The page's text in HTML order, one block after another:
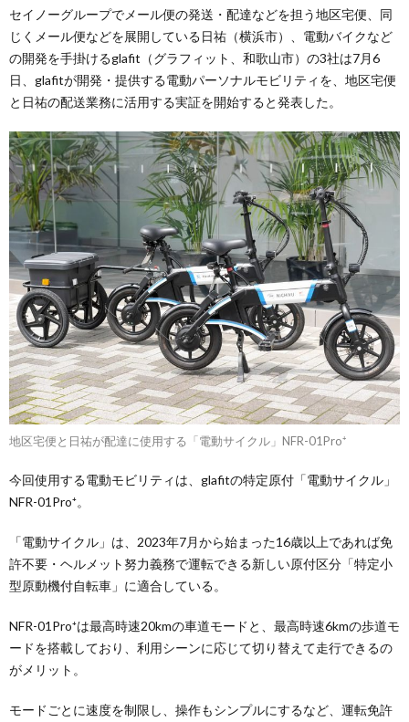
セイノーグループでメール便の発送・配達などを担う地区宅便、同
じくメール便などを展開している日祐（横浜市）、電動バイクなど
の開発を手掛けるglafit（グラフィット、和歌山市）の3社は7月6
日、glafitが開発・提供する電動パーソナルモビリティを、地区宅便
と日祐の配送業務に活用する実証を開始すると発表した。
地区宅便と日祐が配達に使用する「電動サイクル」NFR-01Pro⁺
今回使用する電動モビリティは、glafitの特定原付「電動サイクル」
NFR-01Pro⁺。
「電動サイクル」は、2023年7月から始まった16歳以上であれば免
許不要・ヘルメット努力義務で運転できる新しい原付区分「特定小
型原動機付自転車」に適合している。
NFR-01Pro⁺は最高時速20kmの車道モードと、最高時速6kmの歩道モ
ードを搭載しており、利用シーンに応じて切り替えて走行できるの
がメリット。
モードごとに速度を制限し、操作もシンプルにするなど、運転免許